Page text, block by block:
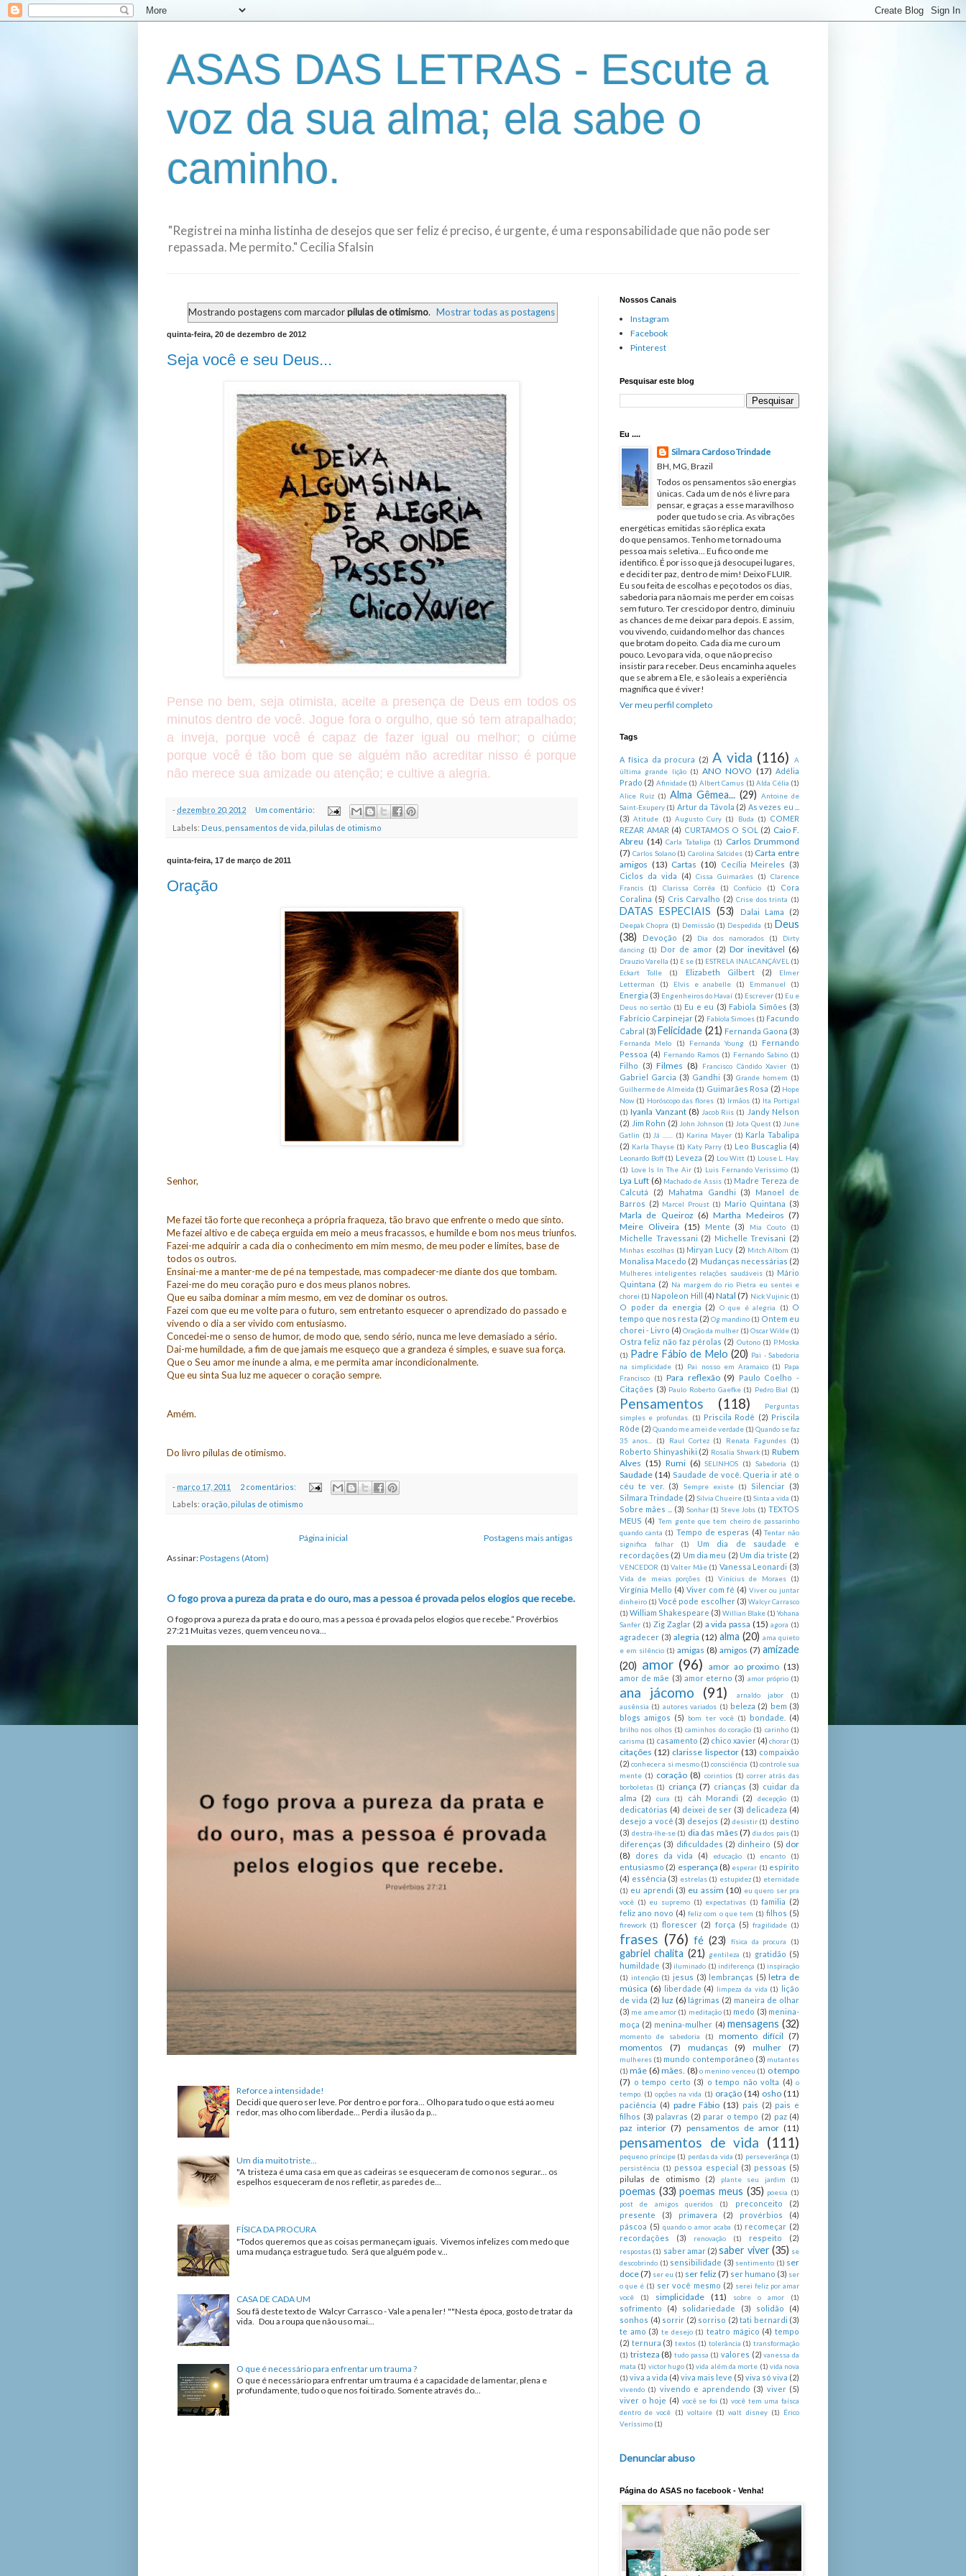
ASAS DAS LETRAS - Escute a
voz da sua alma; ela sabe o
caminho.
"Registrei na minha listinha de desejos que ser feliz é preciso, é urgente, é uma responsabilidade que não pode ser
repassada. Me permito." Cecilia Sfalsin
Mostrando postagens com marcadorpilulas de otimismo. Mostrar todas as postagens
quinta-feira, 20 de dezembro de 2012
Seja você e seu Deus...
Pense no bem, seja otimista, aceite a presença de Deus em todos os
minutos dentro de você. Jogue fora o orgulho, que só tem atrapalhado;
a inveja, porque você é capaz de fazer igual ou melhor; o ciúme
porque você é tão bom que se alguém não acreditar nisso é porque
não merece sua amizade ou atenção; e cultive a alegria.
- dezembro 20, 2012
Um comentário:
Labels: Deus pensamentos de vida pilulas de otimismo
quinta-feira, 17 de março de 2011
Oração
Senhor,
Me fazei tão forte que reconheça a própria fraqueza, tão bravo que enfrente o medo que sinto.
Me fazei altivo e de cabeça erguida em meio a meus fracassos, e humilde e bom nos meus triunfos.
Fazei-me adquirir a cada dia o conhecimento em mim mesmo, de meu poder e limites, base de
todos os outros.
Ensinai-me a manter-me de pé na tempestade, mas compadecer-me diante dos que tombam.
Fazei-me do meu coração puro e dos meus planos nobres.
Que eu saiba dominar a mim mesmo, em vez de dominar os outros.
Fazei com que eu me volte para o futuro, sem entretanto esquecer o aprendizado do passado e
vivendo o dia a ser vivido com entusiasmo.
Concedei-me o senso de humor, de modo que, sendo sério, nunca me leve demasiado a sério.
Dai-me humildade, a fim de que jamais me esqueço que a grandeza é simples, e suave sua força.
Que o Seu amor me inunde a alma, e me permita amar incondicionalmente.
Que eu sinta Sua luz me aquecer o coração sempre.
Amém.
Do livro pílulas de otimismo.
- março 17, 2011
2 comentários:
Labels: oração pilulas de otimismo
Postagens mais antigas
Página inicial
Assinar:Postagens (Atom)
O fogo prova a pureza da prata e do ouro, mas a pessoa é provada pelos elogios que recebe.
O fogo prova a pureza da prata e do ouro, mas a pessoa é provada pelos elogios que recebe.” Provérbios
27:21 Muitas vezes, quem venceu no va...
Reforce a intensidade!
Decidi que quero ser leve. Por dentro e por fora... Olho para tudo o que está ao meu
redor, mas olho com liberdade... Perdi a ilusão da p...
Um dia muito triste...
"A tristeza é uma casa em que as cadeiras se esqueceram de como nos segurar... os
espelhos esqueceram de nos refletir, as paredes de...
FÍSICA DA PROCURA
"Todos queremos que as coisas permaneçam iguais. Vivemos infelizes com medo que
uma mudança estrague tudo. Será que alguém pode v...
CASA DE CADA UM
Sou fã deste texto de Walcyr Carrasco - Vale a pena ler! ""Nesta época, gosto de tratar da
vida. Dou a roupa que não uso mai...
O que é necessário para enfrentar um trauma ?
O que é necessário para enfrentar um trauma é a capacidade de lamentar, plena e
profundamente, tudo o que nos foi tirado. Somente através do...
Nossos Canais
Instagram
Facebook
Pinterest
Pesquisar este blog
Eu ....
Silmara Cardoso Trindade
BH, MG, Brazil
Todos os pensamentos são energias
únicas. Cada um de nós é livre para
pensar, e graças a esse maravilhoso
poder que tudo se cria. As vibrações
energéticas emitidas são réplica exata
do que pensamos. Tenho me tornado uma
pessoa mais seletiva... Eu fico onde me
identifico. É por isso que já desocupei lugares,
e decidi ter paz, dentro de mim! Deixo FLUIR.
Eu sou feita de escolhas e peço todos os dias,
sabedoria para não mais me perder em coisas
sem futuro. Ter crescido por dentro, diminuiu
as chances de me deixar para depois. E assim,
vou vivendo, cuidando melhor das chances
que brotam do peito. Cada dia me curo um
pouco. Levo para vida, o que não preciso
insistir para receber. Deus encaminha aqueles
que se abrem a Ele, e são leais a experiência
magnífica que é viver!
Ver meu perfil completo
Tags
A física da procura (2) A vida (116)
A
última grande lição (1) ANO NOVO (17) Adélia
Prado (2) Afinidade (1) Albert Camus (1) Alda Célia (1)
Alice Ruiz (1) Alma Gêmea... (29)
Antoine de
Saint-Exupery (1) Artur da Távola (2) As vezes eu ...
(3) Atitude (1) Augusto Cury (1) Buda (1)
COMER
REZAR AMAR (4) CURTAMOS O SOL (2) Caio F.
Abreu (14) Carla Tabalipa (1)
Carlos Drummond
(7) Carlos Solano (1) Carolina Salcides (1) Carta entre
amigos (13) Cartas (10) Cecília Meireles
(3)
Ciclos da vida
(4) Cissa Guimarães (1)
Clarence
Francis
(1) Clarissa Corrêa (1) Confúcio (1)
Cora
Coralina (5) Cris Carvalho (2) Crise dos trinta (1)
DATAS ESPECIAIS (53) Dalai Lama (2)
Deepak Chopra (1) Demissão (1) Despedida (1) Deus
(38)
Devoção (2) Dia dos namorados (1)
Dirty
dancing (1) Dor de amor (2) Dor inevitável (6)
Drauzio Varella (1) E se (1) ESTRELA INALCANÇÁVEL (1)
Eckart Tolle
(1) Elizabeth Gilbert (2)
Elmer
Letterman
(1) Elvis e anabelle (1) Emmanuel (1)
Energia (3) Engenheiros do Havaí (1) Escrever (1) Eu e
Deus no sertão (1) Eu e eu (3) Fabiola Simões (3)
Fabrício Carpinejar (2) Fabíola Simoes (1) Facundo
Cabral (3) Felicidade (21) Fernanda Gaona (3)
Fernanda Melo (1) Fernanda Young (1)
Fernando
Pessoa (4) Fernando Ramos (1) Fernando Sabino (1)
Filho (3) Filmes (8) Francisco Cândido Xavier (1)
Gabriel Garcia (3) Gandhi (3) Grande homem (1)
Guilherme de Almeida (1) Guimarães Rosa (2) Hope
Now (1) Horóscopo das flores (1) Irmãos (1)
Ita Portigal
(1) Iyanla Vanzant (8) Jacob Riis (1)
Jandy Nelson
(2) Jim Rohn (2) John Johnson (1) Jota Quest (1) June
Gatlin (1) Já ....... (1) Karina Mayer (1) Karla Tabalipa
(2) Karla Thayse (1) Katy Parry (1) Leo Buscaglia (4)
Leonardo Boff (1) Leveza (2) Lou Witt (1) Louse L. Hay.
(1)
Love Is In The Air (1) Luis Fernando Veríssimo (1)
Lya Luft (6) Machado de Assis (1) Madre Tereza de
Calcutá
(2) Mahatma Gandhi (3)
Manoel de
Barros (2) Marcel Proust (1) Mario Quintana (3)
Marla de Queiroz (6) Martha Medeiros (7)
Meire Oliveira (15) Mente (3) Mia Couto (1)
Michelle Travessani (2) Michelle Trevisani (2)
Minhas escolhas (1) Miryan Lucy (2) Mitch Albom (1)
Monalisa Macedo (2) Mudanças necessárias (2)
Mulheres inteligentes relações saudáveis (1) Mário
Quintana (2)
Na margem do rio Pietra eu sentei e
chorei (1) Napoleon Hill (4) Natal (7) Nick Vujinic (1)
O poder da energia (2) O que é alegria (1)
O
tempo que nos resta (2) Og mandino (1) Ontem eu
chorei - Livro (4) Oração da mulher (1) Oscar Wilde (1)
Ostra feliz não faz pérolas (2) Outono (1) P.Moska
(1) Padre Fábio de Melo (20)
Pai - Sabedoria
na simplicidade (1) Pai nosso em Aramaico (1)
Papa
Francisco
(1) Para reflexão (9)
Paulo Coelho -
Citações (3) Paulo Roberto Gaefke (1) Pedro Bial (1)
Pensamentos (118)
Perguntas
simples e profundas. (1) Priscila Rodê (2) Priscila
Rôde (2) Quando me amei de verdade (1) Quando se faz
35 anos...
(1) Raul Cortez (1) Renata Fagundes (1)
Roberto Shinyashiki (2) Rosalia Shwark (1) Rubem
Alves (15) Rumi (6) SELINHOS (1) Sabedoria (1)
Saudade (14) Saudade de você. Queria ir até o
céu te ver.
(3) Sempre existe (1) Silenciar (3)
Silmara Trindade (2) Silvia Chueire (1) Sinta a vida (1)
Sobre mães ... (3) Sonhar (1) Steve Jobs (1) TEXTOS
MEUS (4) Tem gente que tem cheiro de passarinho
quando canta (1) Tempo de esperas (4) Tentar não
significa falhar
(1)
Um dia de saudade e
recordações (2) Um dia meu (2) Um dia triste (2)
VENCEDOR (1) Valter Mãe (1) Vanessa Leonardi (3)
Vida de meias porções (1) Vinícius de Moraes (1)
Virgínia Mello (4) Viver com fé (4) Viver ou juntar
dinheiro (1) Você pode escolher (3) Walcyr Carrasco
(1) William Shakespeare (3) Willian Blake (1) Yohana
Sanfer (1) Zig Zaglar (2) a vida passa (15) agora (1)
agradecer (3) alegria (12) alma (20) ama quieto
e em silêncio (1) amigas (8) amigos (7) amizade
(20) amor (96) amor ao proximo (13)
amor de mãe (3) amor eterno (3) amor próprio (1)
ana jácomo (91) arnaldo jabor
(1)
ausênsia (1) autores variados (1) beleza (2) bem (3)
blogs amigos (5) bom ter você (1) bondade. (4)
brilho nos olhos (1) caminhos do coração (1) carinho (1)
carisma (1) casamento (2) chico xavier (4) chorar (1)
citações (12) clarisse lispector (13) compaixão
(2) conhecer a si mesmo (1) consciência (1) controle sua
mente (1) coração (8) corintios (1) correr atrás das
borboletas (1) criança (7) crianças (3) cuidar da
alma
(2) cura (1) cáh Morandi (2) decepção (1)
dedicatórias (4) deixei de ser (3) delicadeza (4)
desejo a você (3) desejos (2) desistir (1) destino
(3) destra-lhe-se (1) dia das mães (7) dia dos pais (1)
diferenças (3) dificuldades (2) dinheiro (5) dor
(8)
dores da vida (4) educação (1) encanto (1)
entusiasmo (2) esperança (8) esperar (1) espírito
(4) essência (3) estrelas (1) estupidez (1) eternidade
(1) eu aprendi (3) eu assim (10) eu quero ser pra
você (1) eu supremo (1) expectativas (1) familia (2)
feliz ano novo (4) feliz com o que tem (1) filhos (5)
firework (1) florescer (2) força (5) fragilidade (1)
frases (76) fé (23) física da procura (1)
gabriel chalita (21) gentileza (1) gratidão (5)
humildade (3) iluminado (1) indiferença (1) inspiração
(1) intenção (1) jesus (3) lembranças (5) letra de
música (6) liberdade (4) limpeza da vida (1)
lição
de vida (2) luz (6) lágrimas (2) maneira de olhar
(3) me ame amor (1) meditação (1) medo (3) menina-
moça (2) menina-mulher (4) mensagens (32)
momento de sabedoria (1) momento difícil (7)
momentos
(7) mudanças (9) mulher (7)
mulheres (1) mundo contemporâneo (3) mutantes
(1) mãe (6) mães. (8) o menino venceu (1) o tempo
(7) o tempo certo (3) o tempo não volta (4) o
tempo. (1) opções na vida (1) oração (14) osho (11)
paciência (4) padre Fábio (13) pais (2) pais e
filhos (3) palavras (2) parar o tempo (2) paz (4)
paz interior (7) pensamentos de amor (11)
pensamentos de vida (111)
pequeno príncipe (1) perdas da vida (1) perseverânça (1)
persistência (1) pessoa especial (3) pessoas (5)
pilulas de otimismo
(2) plante seu jardim (1)
poemas (33) poemas meus (35) poesia (1)
post de amigos queridos
(1) preconceito
(2)
presente
(3) primavera (2) provérbios
(4)
páscoa (5) quando o amor acaba (1) recomeçar (2)
recordações
(3) renovação (1) respeito (2)
respostas (1) saber amar (2) saber viver (35) se
descobrindo (1) sensibilidade (3) sentimento (1) ser
doce(7) ser eu (1) ser feliz (7) ser humano (3) ser
o que é (1) ser você mesmo (2) serei feliz por amar
você
(1) simplicidade (11) sobre o amor (1)
sofrimento (4) solidariedade (3) solidão
(4)
sonhos (4) sorrir (2) sorriso (2) tati bernardi (3)
te amo (3) te desejo (1) teatro mágico (4) tempo
(2) ternura (3) textos (1) tolerância (1) transformação
(1) tristeza (8) tudo passa (1) valores (2) vanessa da
mata (1) victor hugo (1) vida além da morte (1) vida nova
(1) viva a vida (4) viva mais leve (5) viva só viva (2)
vivendo (1) vivendo e aprendendo (3) viver (5)
viver o hoje (4) você se foi (1) você tem uma faísca
dentro de você
(1) voltaire (1) walt disney (1)
Érico
Veríssimo (1)
Denunciar abuso
Página do ASAS no facebook - Venha!